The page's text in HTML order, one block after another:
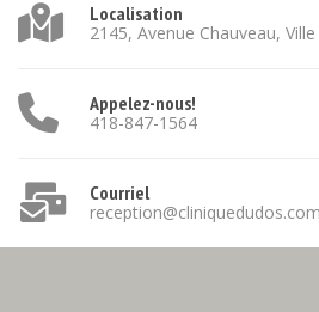
Localisation
2145, Avenue Chauveau,
Appelez-nous!
418-847-1564
Courriel
reception@cliniquedudos.com